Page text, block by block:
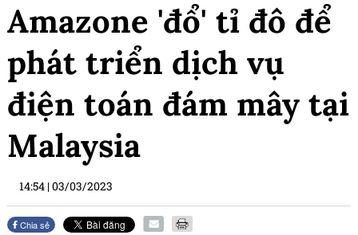
Amazone 'đổ' tỉ đô để
phát triển dịch vụ
điện toán đám mây tại
Malaysia
14:54 |03/03/2023
Chia sẻ